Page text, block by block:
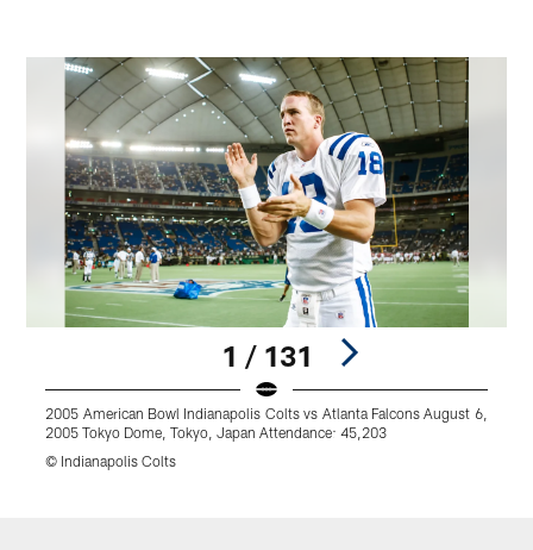
1 / 131
2005 American Bowl Indianapolis Colts vs Atlanta Falcons August 6,
2005 Tokyo Dome, Tokyo, Japan Attendance: 45,203
© Indianapolis Colts